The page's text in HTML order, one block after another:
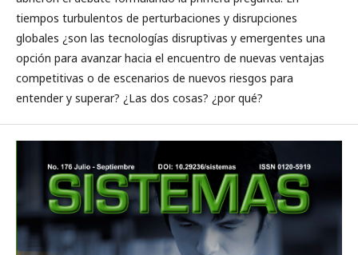
tiempos turbulentos de perturbaciones y disrupciones
globales ¿son las tecnologías disruptivas y emergentes una
opción para avanzar hacia el encuentro de nuevas ventajas
competitivas o de escenarios de nuevos riesgos para
entender y superar? ¿Las dos cosas? ¿por qué?